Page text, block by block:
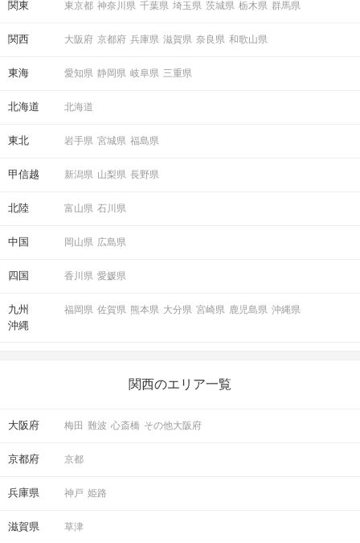
関東 東京都 神奈川県 千葉県 埼玉県 茨城県 栃木県 群馬県
関西 大阪府 京都府 兵庫県 滋賀県 奈良県 和歌山県
東海 愛知県 静岡県 岐阜県 三重県
北海道 北海道
東北 岩手県 宮城県 福島県
甲信越 新潟県 山梨県 長野県
北陸 富山県 石川県
中国 岡山県 広島県
四国 香川県 愛媛県
九州
沖縄
福岡県 佐賀県 熊本県 大分県 宮崎県 鹿児島県 沖縄県
関西のエリア一覧
大阪府 梅田 難波 心斎橋 その他大阪府
京都府 京都
兵庫県 神戸 姫路
滋賀県 草津